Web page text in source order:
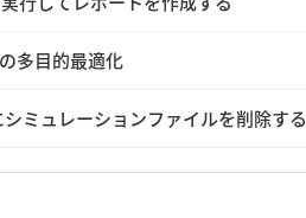
多目的最適化
ミュレーションファイルを削除する